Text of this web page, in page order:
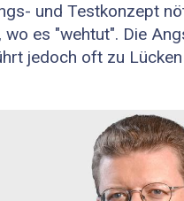
und Testkonzept
es "wehtut". Die
jedoch oft zu